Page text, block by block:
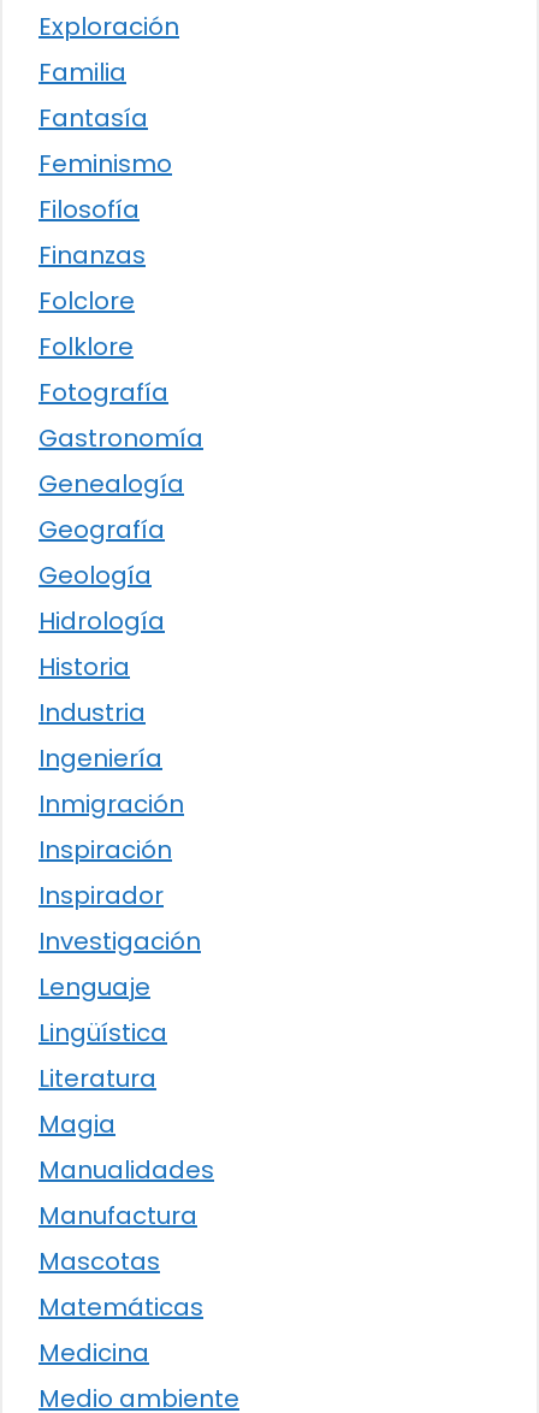
Exploración
Familia
Fantasía
Feminismo
Filosofía
Finanzas
Folclore
Folklore
Fotografía
Gastronomía
Genealogía
Geografía
Geología
Hidrología
Historia
Industria
Ingeniería
Inmigración
Inspiración
Inspirador
Investigación
Lenguaje
Lingüística
Literatura
Magia
Manualidades
Manufactura
Mascotas
Matemáticas
Medicina
Medio ambiente